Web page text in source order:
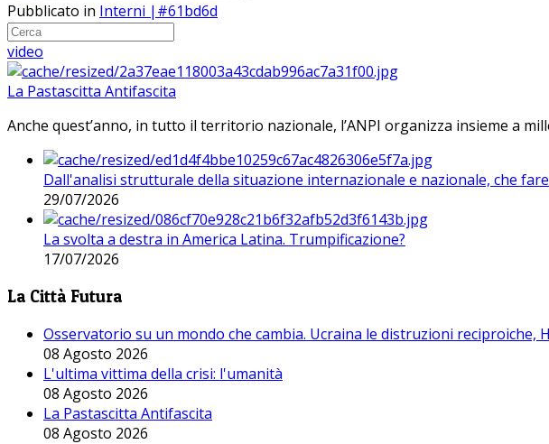
Pubblicato in Interni |#61bd6d
video
La Pastascitta Antifascita
Anche quest’anno, in tutto il territorio nazionale, l’ANPI organizza insieme a
Dall'analisi strutturale della situazione internazionale e nazionale, che
29/07/2026
La svolta a destra in America Latina. Trumpificazione?
17/07/2026
La Città Futura
Osservatorio su un mondo che cambia. Ucraina le distruzioni reciproiche,
08 Agosto 2026
L'ultima vittima della crisi: l'umanità
08 Agosto 2026
La Pastascitta Antifascita
08 Agosto 2026